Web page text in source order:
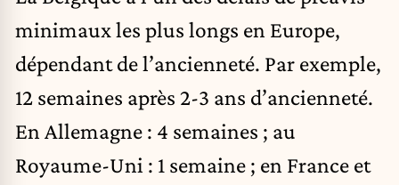
minimaux les plus longs en Europe,
dépendant de l’ancienneté. Par exemple,
12 semaines après 2-3 ans d’ancienneté.
En Allemagne : 4 semaines ; au
Royaume-Uni : 1 semaine ; en France et